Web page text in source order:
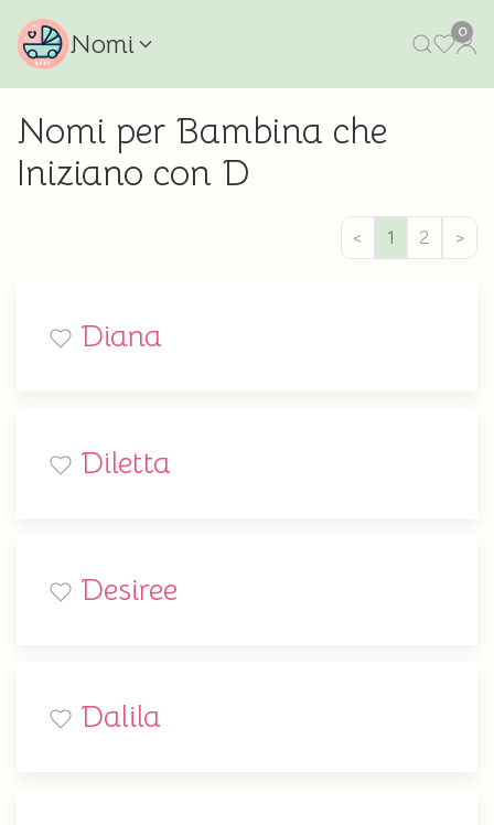
Nomi 0
Nomi per Bambina che
Iniziano con D
< 1 2 >
Diana
Diletta
Desiree
Dalila